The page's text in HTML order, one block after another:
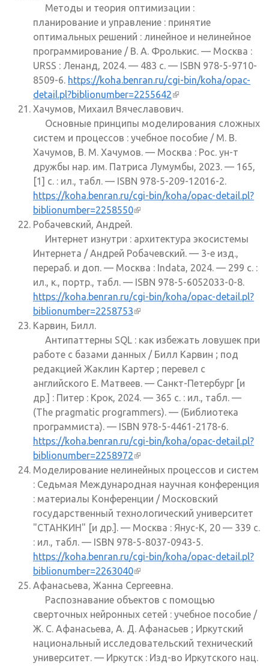
Методы и теория оптимизации :
планирование и управление : принятие
оптимальных решений : линейное и нелинейное
программирование / В. А. Фролькис. — Москва :
URSS : Ленанд, 2024. — 483 с. — ISBN 978-5-9710-
8509-6. https://koha.benran.ru/cgi-bin/koha/opac-
detail.pl?biblionumber=2255642(внешняя ссылка)
Хачумов, Михаил Вячеславович.
Основные принципы моделирования сложных
систем и процессов : учебное пособие / М. В.
Хачумов, В. М. Хачумов. — Москва : Рос. ун-т
дружбы нар. им. Патриса Лумумбы, 2023. — 165,
[1] с. : ил., табл. — ISBN 978-5-209-12016-2.
https://koha.benran.ru/cgi-bin/koha/opac-detail.pl?
biblionumber=2258550(внешняя ссылка)
Робачевский, Андрей.
Интернет изнутри : архитектура экосистемы
Интернета / Андрей Робачевский. — 3-е изд.,
перераб. и доп. — Москва : Indata, 2024. — 299 с. :
ил., к., портр., табл. — ISBN 978-5-6052033-0-8.
https://koha.benran.ru/cgi-bin/koha/opac-detail.pl?
biblionumber=2258753(внешняя ссылка)
Карвин, Билл.
Антипаттерны SQL : как избежать ловушек при
работе с базами данных / Билл Карвин ; под
редакцией Жаклин Картер ; перевел с
английского Е. Матвеев. — Санкт-Петербург [и
др.] : Питер : Крок, 2024. — 365 с. : ил., табл. —
(The pragmatic programmers). — (Библиотека
программиста). — ISBN 978-5-4461-2178-6.
https://koha.benran.ru/cgi-bin/koha/opac-detail.pl?
biblionumber=2258972(внешняя ссылка)
Моделирование нелинейных процессов и систем
: Седьмая Международная научная конференция
: материалы Конференции / Московский
государственный технологический университет
"СТАНКИН" [и др.]. — Москва : Янус-К, 20 — 339 с.
: ил., табл. — ISBN 978-5-8037-0943-5.
https://koha.benran.ru/cgi-bin/koha/opac-detail.pl?
biblionumber=2263040(внешняя ссылка)
Афанасьева, Жанна Сергеевна.
Распознавание объектов с помощью
сверточных нейронных сетей : учебное пособие /
Ж. С. Афанасьева, А. Д. Афанасьев ; Иркутский
национальный исследовательский технический
университет. — Иркутск : Изд-во Иркутского нац.